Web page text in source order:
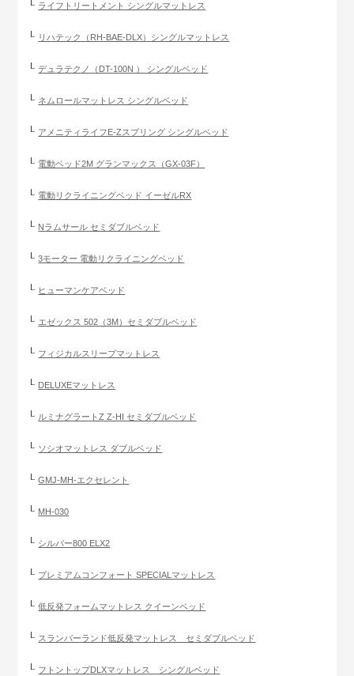
ライフトリートメント シングルマットレス
リハテック（RH-BAE-DLX）シングルマットレス
デュラテクノ（DT-100N ） シングルベッド
ネムロールマットレス シングルベッド
アメニティライフE-Zスプリング シングルベッド
電動ベッド2M グランマックス（GX-03F）
電動リクライニングベッド イーゼルRX
Nラムサール セミダブルベッド
3モーター 電動リクライニングベッド
ヒューマンケアベッド
エゼックス 502（3M）セミダブルベッド
フィジカルスリープマットレス
DELUXEマットレス
ルミナグラートZ Z-HI セミダブルベッド
ソシオマットレス ダブルベッド
GMJ-MH-エクセレント
MH-030
シルバー800 ELX2
プレミアムコンフォート SPECIALマットレス
低反発フォームマットレス クイーンベッド
スランバーランド低反発マットレス セミダブルベッド
フトントップDLXマットレス シングルベッド